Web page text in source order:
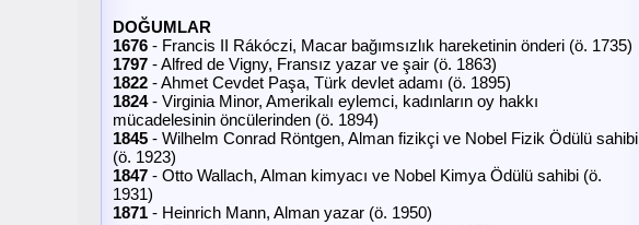
DOĞUMLAR
1676 - Francis II Rákóczi, Macar bağımsızlık hareketinin önderi (ö. 1735)
1797 - Alfred de Vigny, Fransız yazar ve şair (ö. 1863)
1822 - Ahmet Cevdet Paşa, Türk devlet adamı (ö. 1895)
1824- Virginia Minor, Amerikalı eylemci, kadınların oy hakkı
mücadelesinin öncülerinden (ö. 1894)
1845 - Wilhelm Conrad Röntgen, Alman fizikçi ve Nobel Fizik Ödülü sahibi
(ö. 1923)
1847 - Otto Wallach, Alman kimyacı ve Nobel Kimya Ödülü sahibi (ö.
1931)
1871 - Heinrich Mann, Alman yazar (ö. 1950)